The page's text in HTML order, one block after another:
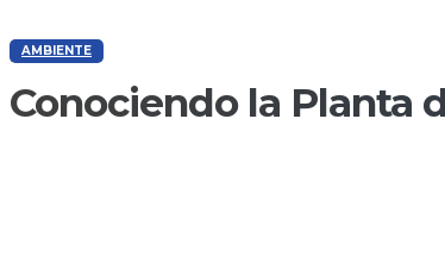
AMBIENTE
Conociendo la Planta